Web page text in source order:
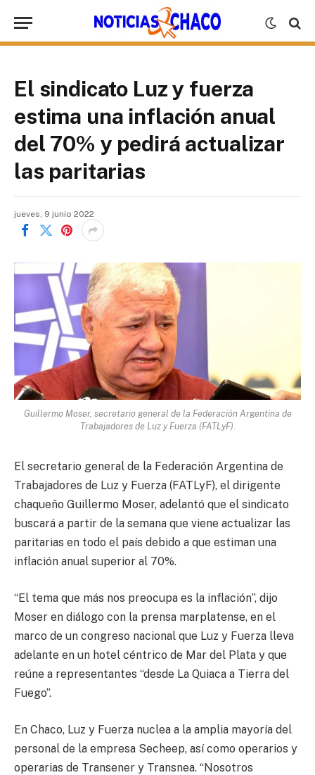
El sindicato Luz y fuerza
estima una inflación anual
del 70% y pedirá actualizar
las paritarias
jueves, 9 junio 2022
Guillermo Moser, secretario general de la Federación Argentina de
Trabajadores de Luz y Fuerza (FATLyF).
El secretario general de la Federación Argentina de
Trabajadores de Luz y Fuerza (FATLyF), el dirigente
chaqueño Guillermo Moser, adelantó que el sindicato
buscará a partir de la semana que viene actualizar las
paritarias en todo el país debido a que estiman una
inflación anual superior al 70%.
“El tema que más nos preocupa es la inflación”, dijo
Moser en diálogo con la prensa marplatense, en el
marco de un congreso nacional que Luz y Fuerza lleva
adelante en un hotel céntrico de Mar del Plata y que
reúne a representantes “desde La Quiaca a Tierra del
Fuego”.
En Chaco, Luz y Fuerza nuclea a la amplia mayoría del
personal de la empresa Secheep, así como operarios y
operarias de Transener y Transnea. “Nosotros